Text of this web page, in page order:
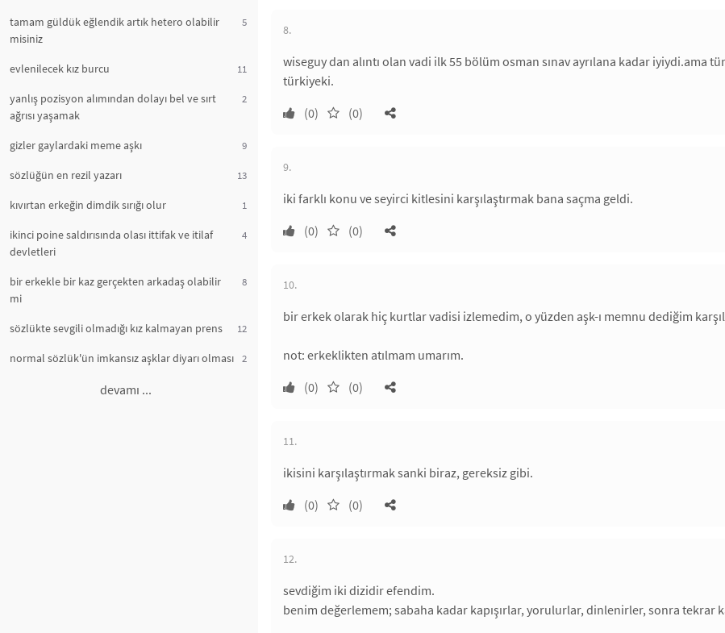
tamam güldük eğlendik artık hetero olabilir
misiniz
5
evlenilecek kız burcu 11
yanlış pozisyon alımından dolayı bel ve sırt
ağrısı yaşamak
2
gizler gaylardaki meme aşkı 9
sözlüğün en rezil yazarı 13
kıvırtan erkeğin dimdik sırığı olur 1
ikinci poine saldırısında olası ittifak ve itilaf
devletleri
4
bir erkekle bir kaz gerçekten arkadaş olabilir
mi
8
sözlükte sevgili olmadığı kız kalmayan prens 12
normal sözlük'ün imkansız aşklar diyarı olması 2
devamı ...
8.
wiseguy dan alıntı olan vadi ilk 55 bölüm osman sınav ayrılana kadar iyiydi.ama
türkiyeki.
(0)
(0)
9.
iki farklı konu ve seyirci kitlesini karşılaştırmak bana saçma geldi.
(0)
(0)
10.
bir erkek olarak hiç kurtlar vadisi izlemedim, o yüzden aşk-ı memnu dediğim
not: erkeklikten atılmam umarım.
(0)
(0)
11.
ikisini karşılaştırmak sanki biraz, gereksiz gibi.
(0)
(0)
12.
sevdiğim iki dizidir efendim.
benim değerlemem; sabaha kadar kapışırlar, yorulurlar, dinlenirler, sonra tekrar